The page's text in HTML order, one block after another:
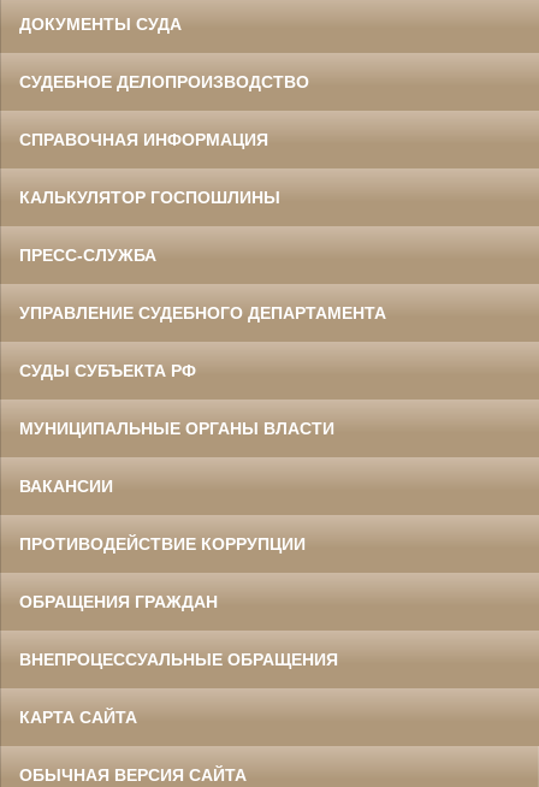
ДОКУМЕНТЫ СУДА
СУДЕБНОЕ ДЕЛОПРОИЗВОДСТВО
СПРАВОЧНАЯ ИНФОРМАЦИЯ
КАЛЬКУЛЯТОР ГОСПОШЛИНЫ
ПРЕСС-СЛУЖБА
УПРАВЛЕНИЕ СУДЕБНОГО ДЕПАРТАМЕНТА
СУДЫ СУБЪЕКТА РФ
МУНИЦИПАЛЬНЫЕ ОРГАНЫ ВЛАСТИ
ВАКАНСИИ
ПРОТИВОДЕЙСТВИЕ КОРРУПЦИИ
ОБРАЩЕНИЯ ГРАЖДАН
ВНЕПРОЦЕССУАЛЬНЫЕ ОБРАЩЕНИЯ
КАРТА САЙТА
ОБЫЧНАЯ ВЕРСИЯ САЙТА